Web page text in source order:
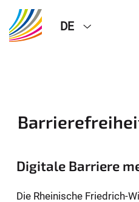
DE
Digitale Barriere
Die Rheinische Friedrich-